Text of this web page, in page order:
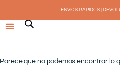
contenido
ENVÍOS RÁPIDOS |
Parece que no podemos encontrar lo